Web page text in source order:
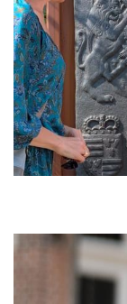
Afbeelding